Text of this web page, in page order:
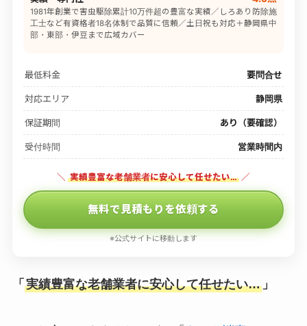
1981年創業で害虫駆除累計10万件超の豊富な実績／しろあり防除施
工士など有資格者18名体制で品質に信頼／土日祝も対応＋静岡県中
部・東部・伊豆まで広域カバー
最低料金 要問合せ
対応エリア 静岡県
保証期間 あり（要確認）
受付時間 営業時間内
＼ 実績豊富な老舗業者に安心して任せたい… ／
無料で見積もりを依頼する
※公式サイトに移動します
「 実績豊富な老舗業者に安心して任せたい…」